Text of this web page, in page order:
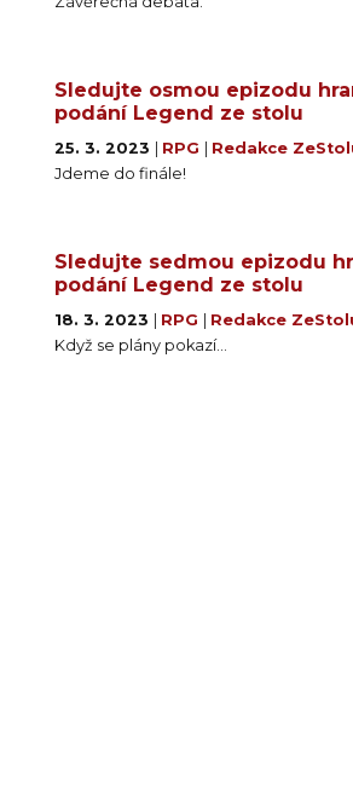
Sledujte osmou epizodu
podání Legend ze stolu
25. 3. 2023 RPG Redakce
Jdeme do finále!
Sledujte sedmou epizodu
podání Legend ze stolu
18. 3. 2023 RPG Redakce
Když se plány pokazí…